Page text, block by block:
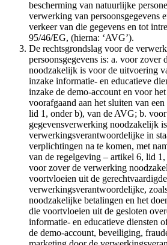
bescherming van natuurlijke
verwerking van persoonsgegevens
verkeer van die gegevens en tot
95/46/EG, (hierna: ‘AVG’).
De rechtsgrondslag voor de
persoonsgegevens is: a. voor zover
noodzakelijk is voor de uitvoering
inzake informatie- en educatieve
inzake de demo-account en voor
voorafgaand aan het sluiten van
lid 1, onder b), van de AVG; b.
gegevensverwerking noodzakelijk
verwerkingsverantwoordelijke in
verplichtingen na te komen, met
van de regelgeving – artikel 6, lid
voor zover de verwerking
voortvloeien uit de
verwerkingsverantwoordelijke,
noodzakelijke betalingen en het
die voortvloeien uit de gesloten
informatie- en educatieve diensten
de demo-account, beveiliging,